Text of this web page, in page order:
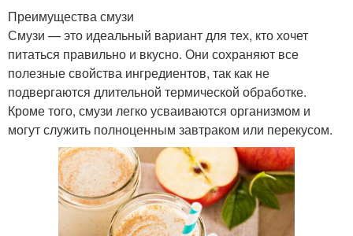
Преимущества смузи
Смузи — это идеальный вариант для тех, кто хочет
питаться правильно и вкусно. Они сохраняют все
полезные свойства ингредиентов, так как не
подвергаются длительной термической обработке.
Кроме того, смузи легко усваиваются организмом и
могут служить полноценным завтраком или перекусом.